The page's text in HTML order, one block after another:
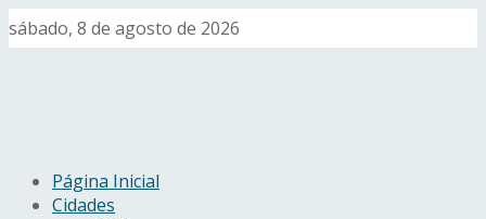
sábado, 8 de agosto de 2026
Página Inicial
Cidades